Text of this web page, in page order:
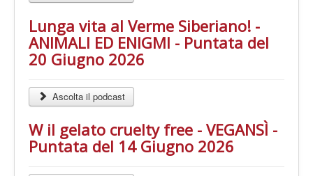
Lunga vita al Verme Siberiano! -
ANIMALI ED ENIGMI - Puntata del
20 Giugno 2026
Ascolta il podcast
W il gelato cruelty free - VEGANSÌ -
Puntata del 14 Giugno 2026